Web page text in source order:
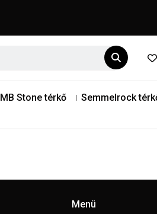
MB Stone térkő Semmelrock
Menü